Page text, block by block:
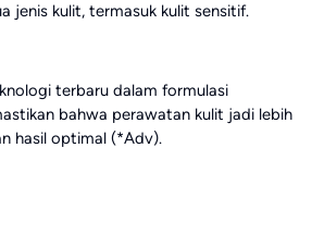
jenis kulit, termasuk kulit sensitif.
terbaru dalam formulasi
bahwa perawatan kulit jadi lebih
hasil optimal (*Adv).